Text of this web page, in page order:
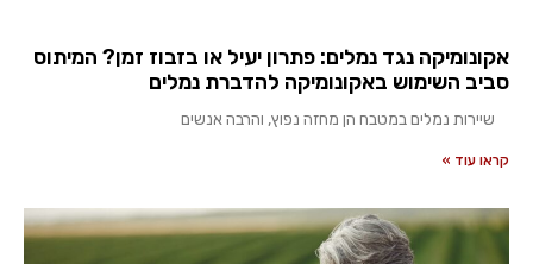
אקונומיקה נגד נמלים: פתרון יעיל או בזבוז זמן? המיתוס
סביב השימוש באקונומיקה להדברת נמלים
שיירות נמלים במטבח הן מחזה נפוץ, והרבה אנשים
קראו עוד »